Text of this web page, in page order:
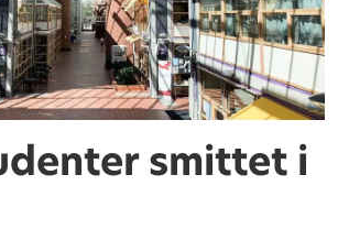
smittet i